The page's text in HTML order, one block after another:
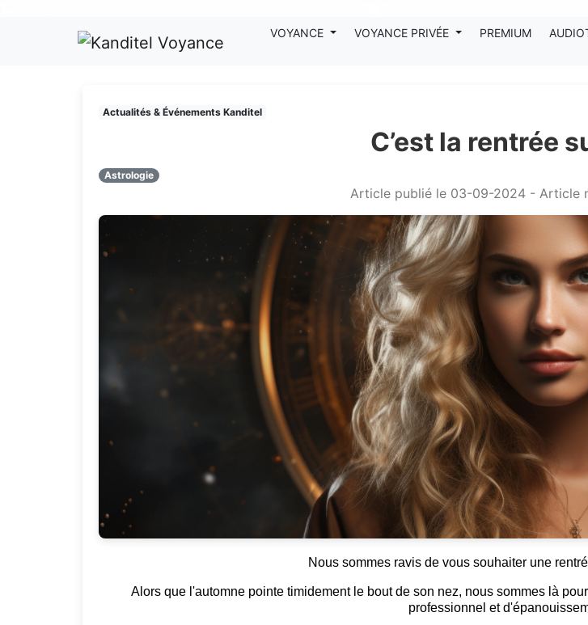
VOYANCE VOYANCE PRIVÉE PREMIUM
Actualités & Événements Kanditel
C’est la rentrée
Astrologie
Article publié le 03-09-2024 - Article
Nous sommes ravis de vous souhaiter une
Alors que l'automne pointe timidement le bout de son nez, nous sommes là
professionnel et